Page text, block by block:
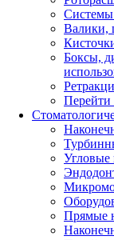
Системы
Валики,
Боксы,
Перейти
Угловые
Прямые